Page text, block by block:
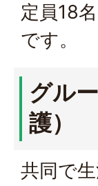
定員18
です。
グル
護）
共同で